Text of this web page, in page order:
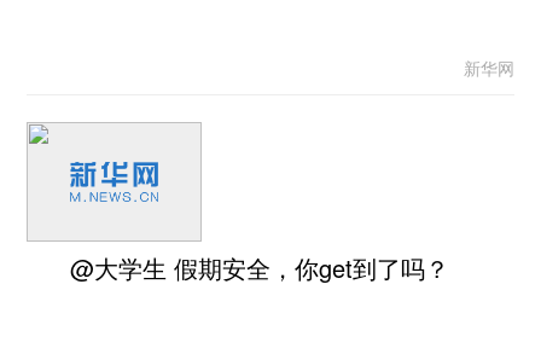
新华网
@大学生 假期安全，你get到了吗？